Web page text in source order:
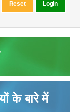
के बारे में